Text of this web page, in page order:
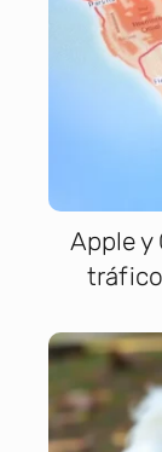
Apple y
tráfico